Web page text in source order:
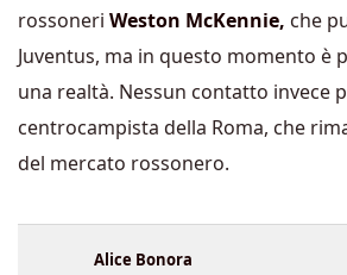
rossoneri Weston McKennie, che
Juventus, ma in questo momento è
una realtà. Nessun contatto invece
centrocampista della Roma, che
del mercato rossonero.
Alice Bonora